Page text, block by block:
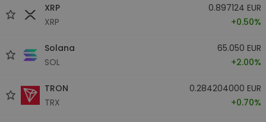
XRP
XRP
0.897124 EUR
+0.50%
Solana
SOL
65.050 EUR
+2.00%
TRON
TRX
0.284204000 EUR
+0.70%